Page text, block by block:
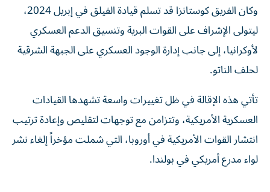
وكان الفريق كوستانزا قد تسلم قيادة الفيلق في إبريل 2024،
ليتولى الإشراف على القوات البرية وتنسيق الدعم العسكري
لأوكرانيا، إلى جانب إدارة الوجود العسكري على الجبهة الشرقية
لحلف الناتو.
تأتي هذه الإقالة في ظل تغييرات واسعة تشهدها القيادات
العسكرية الأمريكية، وتتزامن مع توجهات لتقليص وإعادة ترتيب
انتشار القوات الأمريكية في أوروبا، التي شملت مؤخراً إلغاء نشر
لواء مدرع أمريكي في بولندا.